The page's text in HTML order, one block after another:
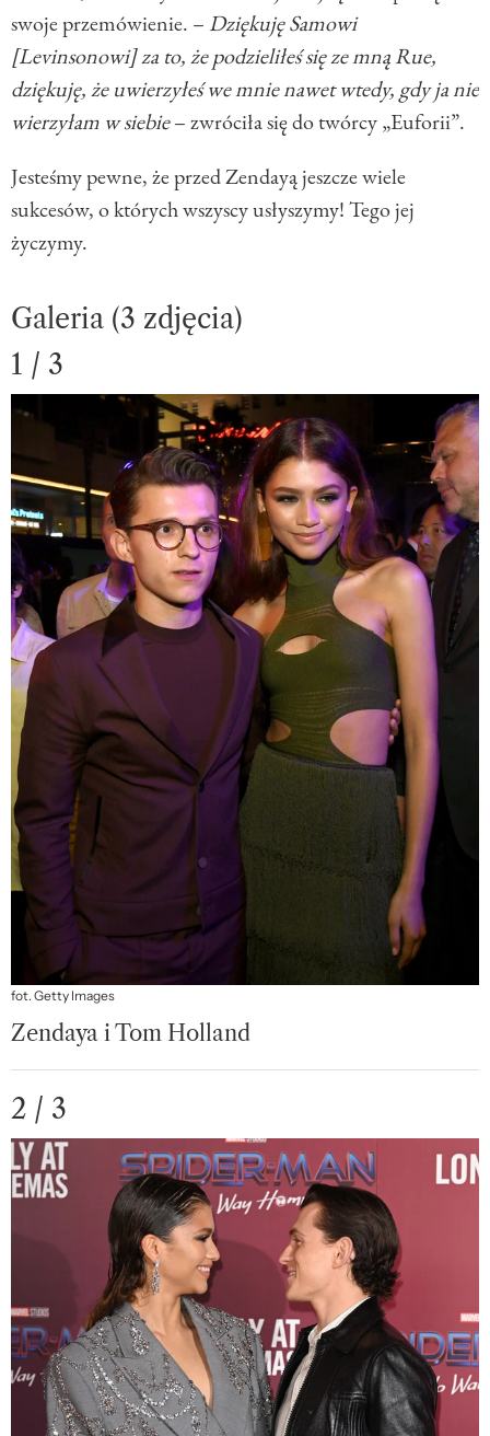
swoje przemówienie. –Dziękuję Samowi
[Levinsonowi] za to, że podzieliłeś się ze mną Rue,
dziękuję, że uwierzyłeś we mnie nawet wtedy, gdy ja nie
wierzyłam w siebie– zwróciła się do twórcy „Euforii”.
Jesteśmy pewne, że przed Zendayą jeszcze wiele
sukcesów, o których wszyscy usłyszymy! Tego jej
życzymy.
Galeria (3 zdjęcia)
1 / 3
fot. Getty Images
Zendaya i Tom Holland
2 / 3